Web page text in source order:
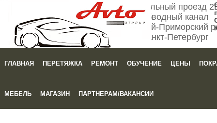
Мебельный проезд
Обводный канал
Кировский-Приморский
Санкт-Петербург
ГЛАВНАЯ ПЕРЕТЯЖКА РЕМОНТ ОБУЧЕНИЕ ЦЕНЫ
МЕБЕЛЬ МАГАЗИН ПАРТНЕРАМ/ВАКАНСИИ